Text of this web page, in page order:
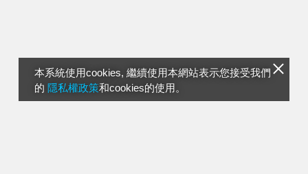
本系統使用cookies, 繼續使用本網站表示您接受我們
的 隱私權政策和cookies的使用。